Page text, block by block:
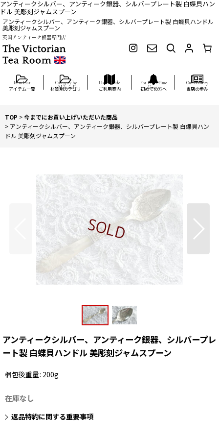
アンティークシルバー、アンティーク銀器、シルバープレート製 白蝶貝ハン
ドル 美彫刻ジャムスプーン
アンティークシルバー、アンティーク銀器、シルバープレート製 白蝶貝ハンドル
美彫刻ジャムスプーン
英国アンティーク銀器専門店
アイテム一覧 材質別カテゴリ ご利用案内 初めての方へ 当店の歩み
TOP >今までにお買い上げいただいた商品
> アンティークシルバー、アンティーク銀器、シルバープレート製 白蝶貝ハン
ドル 美彫刻ジャムスプーン
アンティークシルバー、アンティーク銀器、シルバープレ
ート製 白蝶貝ハンドル 美彫刻ジャムスプーン
梱包後重量: 200g
在庫なし
返品特約に関する重要事項